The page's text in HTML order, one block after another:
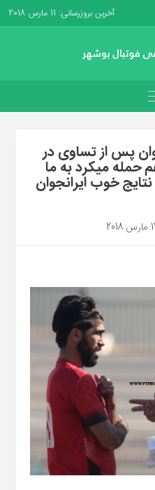
آخرین بروزرسانی: 11 مارس 2018
پس از تساوی در
حمله میکرد به ما
خوب ایرانجوان